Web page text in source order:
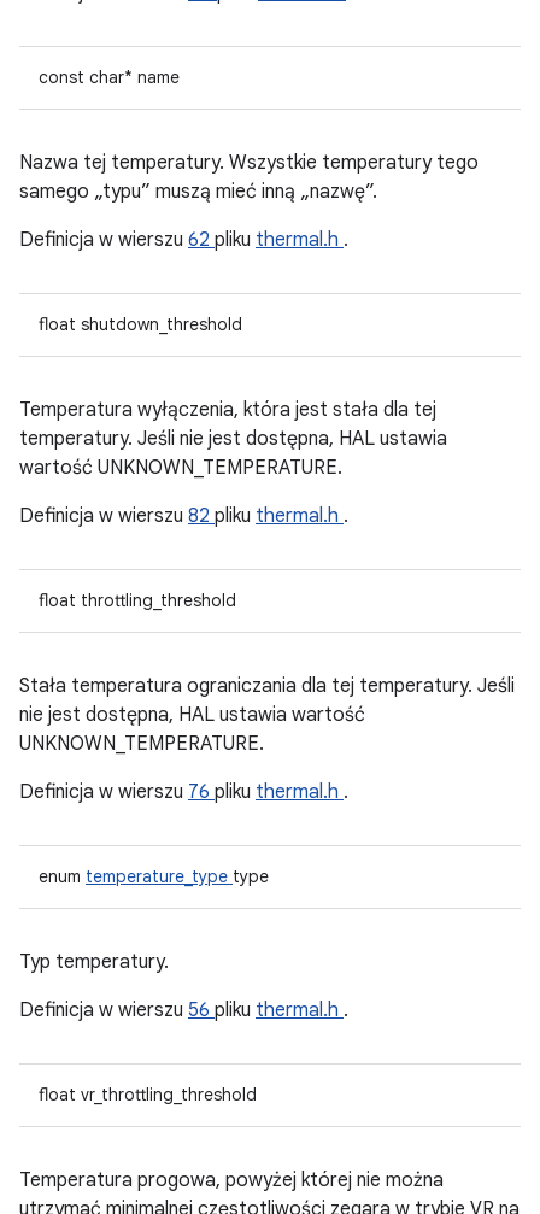
const char* name
Nazwa tej temperatury. Wszystkie temperatury tego
samego „typu” muszą mieć inną „nazwę”.
Definicja w wierszu 62 pliku thermal.h .
float shutdown_threshold
Temperatura wyłączenia, która jest stała dla tej
temperatury. Jeśli nie jest dostępna, HAL ustawia
wartość UNKNOWN_TEMPERATURE.
Definicja w wierszu 82 pliku thermal.h .
float throttling_threshold
Stała temperatura ograniczania dla tej temperatury. Jeśli
nie jest dostępna, HAL ustawia wartość
UNKNOWN_TEMPERATURE.
Definicja w wierszu 76 pliku thermal.h .
enum temperature_type type
Typ temperatury.
Definicja w wierszu 56 pliku thermal.h .
float vr_throttling_threshold
Temperatura progowa, powyżej której nie można
utrzymać minimalnej częstotliwości zegara w trybie VR na